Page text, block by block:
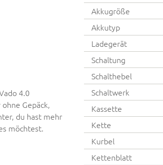
4.0
Gepäck,
du hast mehr
möchtest.
Akkugröße
Akkutyp
Ladegerät
Schaltung
Schalthebel
Schaltwerk
Kassette
Kette
Kurbel
Kettenblatt